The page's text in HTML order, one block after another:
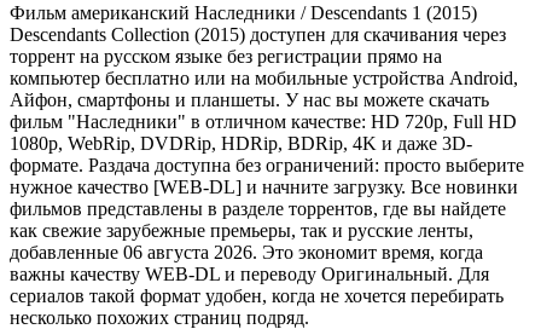
Фильм американский Наследники / Descendants 1 (2015)
Descendants Collection (2015) доступен для скачивания через
торрент на русском языке без регистрации прямо на
компьютер бесплатно или на мобильные устройства Android,
Айфон, смартфоны и планшеты. У нас вы можете скачать
фильм "Наследники" в отличном качестве: HD 720p, Full HD
1080p, WebRip, DVDRip, HDRip, BDRip, 4K и даже 3D-
формате. Раздача доступна без ограничений: просто выберите
нужное качество [WEB-DL] и начните загрузку. Все новинки
фильмов представлены в разделе торрентов, где вы найдете
как свежие зарубежные премьеры, так и русские ленты,
добавленные 06 августа 2026. Это экономит время, когда
важны качеству WEB-DL и переводу Оригинальный. Для
сериалов такой формат удобен, когда не хочется перебирать
несколько похожих страниц подряд.